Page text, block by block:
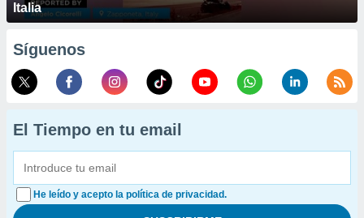
Italia
Síguenos
El Tiempo en tu email
He leído y acepto la política de privacidad.